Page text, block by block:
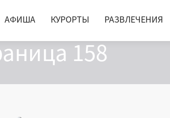
АФИША КУРОРТЫ РАЗВЛЕЧЕНИЯ
158